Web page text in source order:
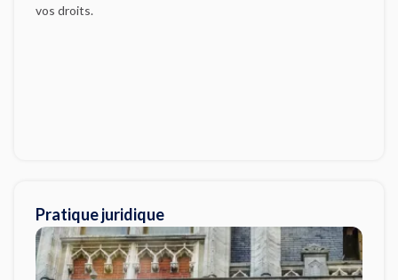
vos droits.
Pratique juridique